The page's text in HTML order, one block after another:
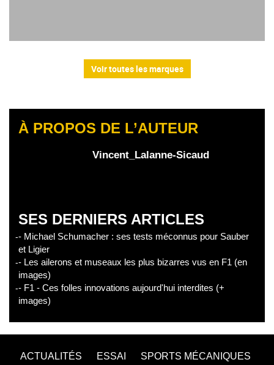
Voir toutes les marques
À PROPOS DE L’AUTEUR
Vincent_Lalanne-Sicaud
SES DERNIERS ARTICLES
- Michael Schumacher : ses tests méconnus pour Sauber
et Ligier
- Les ailerons et museaux les plus bizarres vus en F1 (en
images)
- F1 - Ces folles innovations aujourd'hui interdites (+
images)
ACTUALITÉS ESSAI
SPORTS MÉCANIQUES